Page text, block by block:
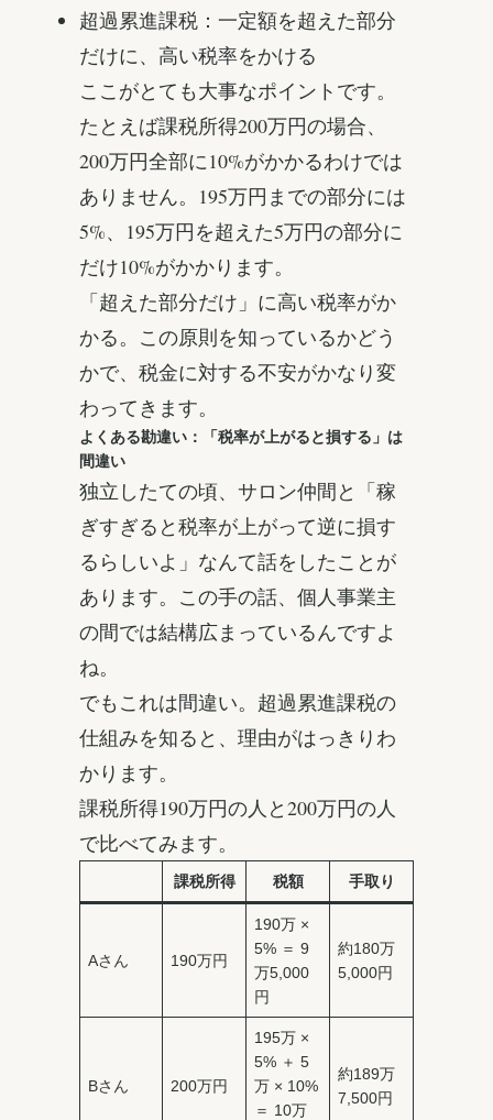
超過累進課税：一定額を超えた部分
だけに、高い税率をかける
ここがとても大事なポイントです。
たとえば課税所得200万円の場合、
200万円全部に10%がかかるわけでは
ありません。195万円までの部分には
5%、195万円を超えた5万円の部分に
だけ10%がかかります。
「超えた部分だけ」に高い税率がか
かる。この原則を知っているかどう
かで、税金に対する不安がかなり変
わってきます。
よくある勘違い：「税率が上がると損する」は
間違い
独立したての頃、サロン仲間と「稼
ぎすぎると税率が上がって逆に損す
るらしいよ」なんて話をしたことが
あります。この手の話、個人事業主
の間では結構広まっているんですよ
ね。
でもこれは間違い。超過累進課税の
仕組みを知ると、理由がはっきりわ
かります。
課税所得190万円の人と200万円の人
で比べてみます。
課税所得 税額 手取り
Aさん 190万円
190万 ×
5% ＝ 9
万5,000
円
約180万
5,000円
Bさん 200万円
195万 ×
5% ＋ 5
万 × 10%
＝ 10万
約189万
7,500円